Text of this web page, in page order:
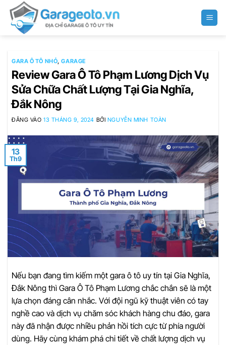
qua
GARA Ô TÔ NHỎ,GARAGE
Review Gara Ô Tô Phạm Lương Dịch Vụ
Sửa Chữa Chất Lượng Tại Gia Nghĩa,
Đắk Nông
ĐĂNG VÀO13 THÁNG 9, 2024 BỞI NGUYỄN MINH TOÀN
13
Th9
Nếu bạn đang tìm kiếm một gara ô tô uy tín tại Gia Nghĩa,
Đắk Nông thì Gara Ô Tô Phạm Lương chắc chắn sẽ là một
lựa chọn đáng cân nhắc. Với đội ngũ kỹ thuật viên có tay
nghề cao và dịch vụ chăm sóc khách hàng chu đáo, gara
này đã nhận được nhiều phản hồi tích cực từ phía người
dùng. Hãy cùng khám phá chi tiết về chất lượng dịch vụ